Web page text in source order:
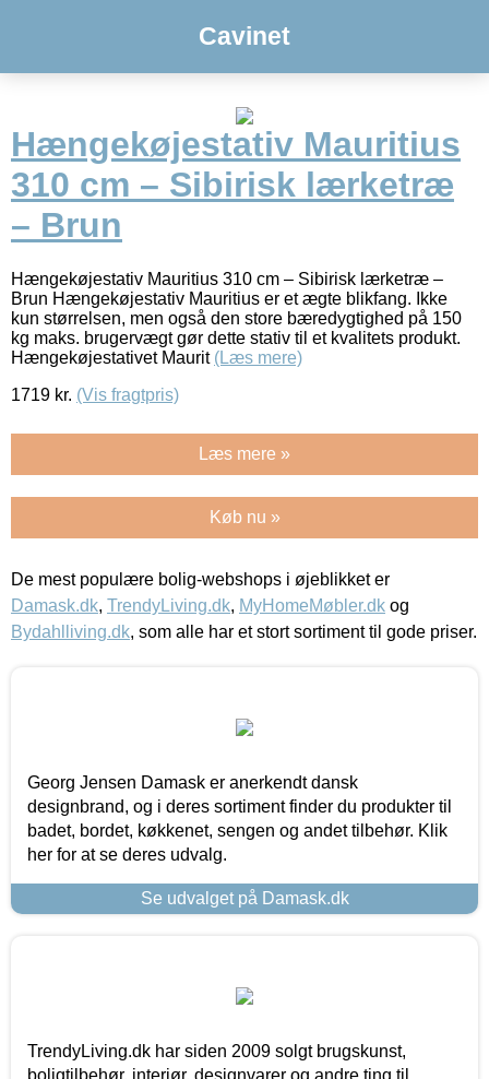
Cavinet
Hængekøjestativ Mauritius
310 cm – Sibirisk lærketræ
– Brun
Hængekøjestativ Mauritius 310 cm – Sibirisk lærketræ –
Brun Hængekøjestativ Mauritius er et ægte blikfang. Ikke
kun størrelsen, men også den store bæredygtighed på 150
kg maks. brugervægt gør dette stativ til et kvalitets produkt.
Hængekøjestativet Maurit (Læs mere)
1719 kr. (Vis fragtpris)
Læs mere »
Køb nu »
De mest populære bolig-webshops i øjeblikket er
Damask.dk, TrendyLiving.dk, MyHomeMøbler.dk og
Bydahlliving.dk, som alle har et stort sortiment til gode priser.
Georg Jensen Damask er anerkendt dansk
designbrand, og i deres sortiment finder du produkter til
badet, bordet, køkkenet, sengen og andet tilbehør. Klik
her for at se deres udvalg.
Se udvalget på Damask.dk
TrendyLiving.dk har siden 2009 solgt brugskunst,
boligtilbehør, interiør, designvarer og andre ting til